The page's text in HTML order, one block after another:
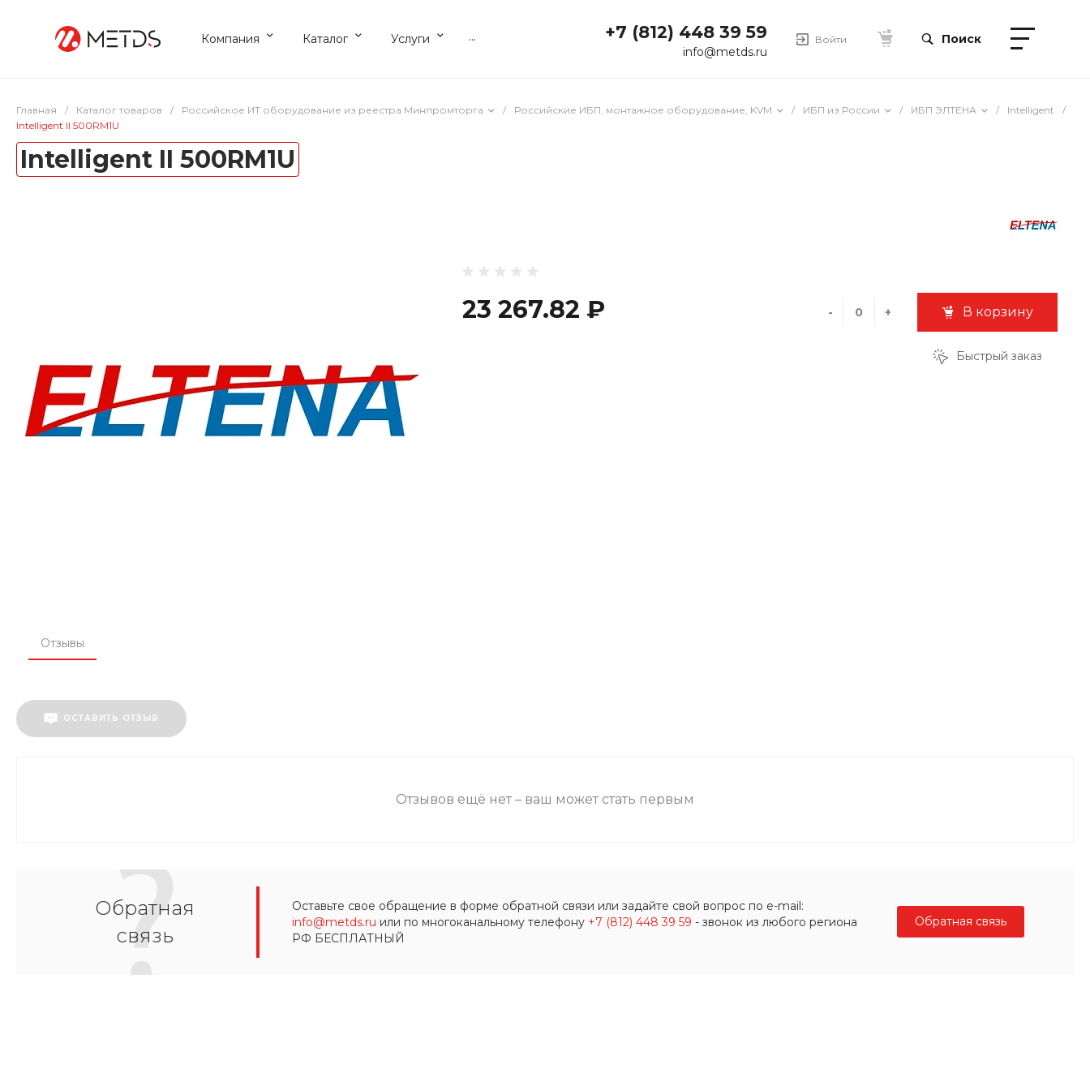
Компания Каталог Услуги ... +7 (812) 448 39 59
info@metds.ru
Войти Поиск
Главная / Каталог товаров / Российское ИТ оборудование из реестра Минпромторга / Российские ИБП, монтажное оборудование, KVM / ИБП из России / ИБП ЭЛТЕНА / Intelligent
/
Intelligent II 500RM1U
Intelligent II 500RM1U
23 267.82 ₽ - + В корзину
Быстрый заказ
Отзывы
ОСТАВИТЬ ОТЗЫВ
Отзывов ещё нет – ваш может стать первым
Обратная
связь
Оставьте свое обращение в форме обратной связи или задайте свой вопрос по e-mail:
info@metds.ru или по многоканальному телефону +7 (812) 448 39 59 - звонок из любого региона
РФ БЕСПЛАТНЫЙ
Обратная связь